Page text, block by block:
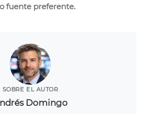
fuente preferente.
SOBRE EL AUTOR
Domingo